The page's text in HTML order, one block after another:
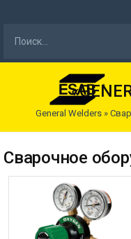
General Welders»
Сварочное